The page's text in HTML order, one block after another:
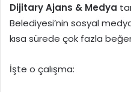
Dijitary Ajans & Medya
Belediyesi’nin sosyal
kısa sürede çok fazla
İşte o çalışma: